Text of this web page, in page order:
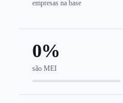
empresas na base
0%
são MEI